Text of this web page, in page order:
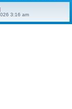
3:16 am